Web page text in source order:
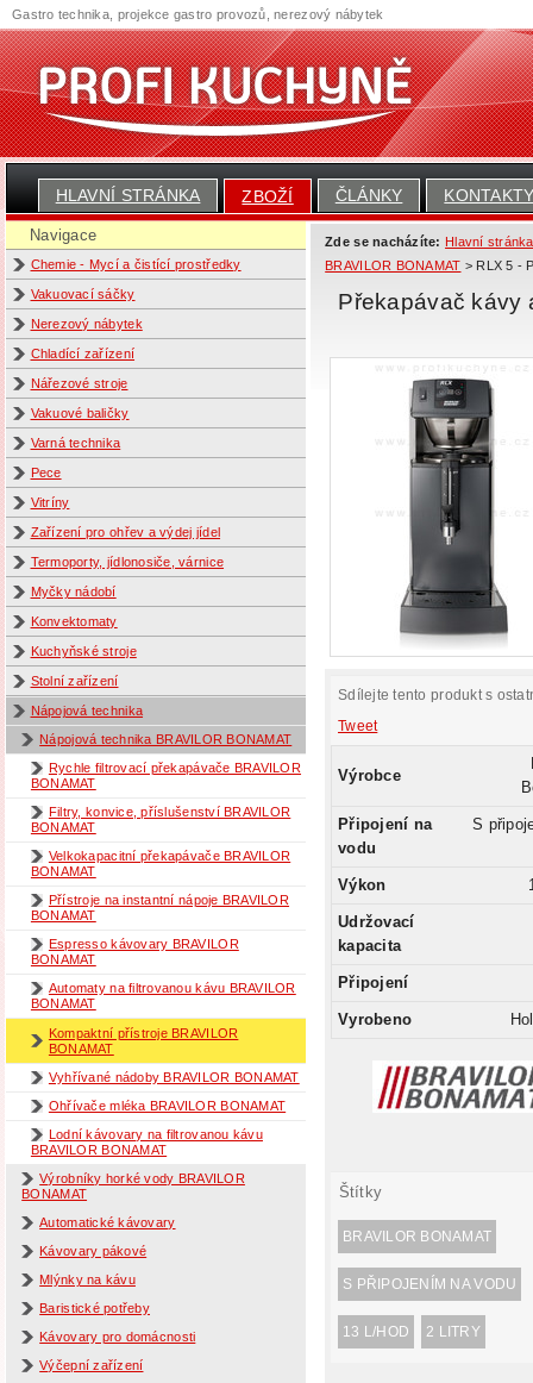
HLAVNÍ STRÁNKA ZBOŽÍ ČLÁNKY
Navigace
Chemie - Mycí a čistící prostředky
Vakuovací sáčky
Nerezový nábytek
Chladící zařízení
Nářezové stroje
Vakuové baličky
Varná technika
Pece
Vitríny
Zařízení pro ohřev a výdej jídel
Termoporty, jídlonosiče, várnice
Myčky nádobí
Konvektomaty
Kuchyňské stroje
Stolní zařízení
Nápojová technika
Nápojová technika BRAVILOR BONAMAT
Rychle filtrovací překapávače BRAVILOR
BONAMAT
Filtry, konvice, příslušenství BRAVILOR
BONAMAT
Velkokapacitní překapávače BRAVILOR
BONAMAT
Přístroje na instantní nápoje BRAVILOR
BONAMAT
Espresso kávovary BRAVILOR
BONAMAT
Automaty na filtrovanou kávu BRAVILOR
BONAMAT
Kompaktní přístroje BRAVILOR
BONAMAT
Vyhřívané nádoby BRAVILOR BONAMAT
Ohřívače mléka BRAVILOR BONAMAT
Lodní kávovary na filtrovanou kávu
BRAVILOR BONAMAT
Výrobníky horké vody BRAVILOR
BONAMAT
Automatické kávovary
Kávovary pákové
Mlýnky na kávu
Baristické potřeby
Kávovary pro domácnosti
Výčepní zařízení
Zde se nacházíte: Hlavní stránka
BRAVILOR BONAMAT > RLX 5 -
Překapávač kávy
Sdílejte tento produkt s
Tweet
Výrobce
Připojení na
vodu
S
Výkon
Udržovací
kapacita
Připojení
Vyrobeno
Štítky
BRAVILOR BONAMAT
S PŘIPOJENÍM NA VODU
13 L/HOD 2 LITRY
Gastro technika, projekce gastro provozů, nerezový nábytek